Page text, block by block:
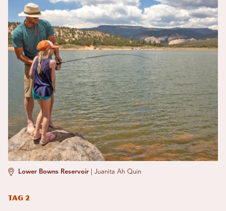
Lower Bowns Reservoir Juanita Ah Quin
Tag 2